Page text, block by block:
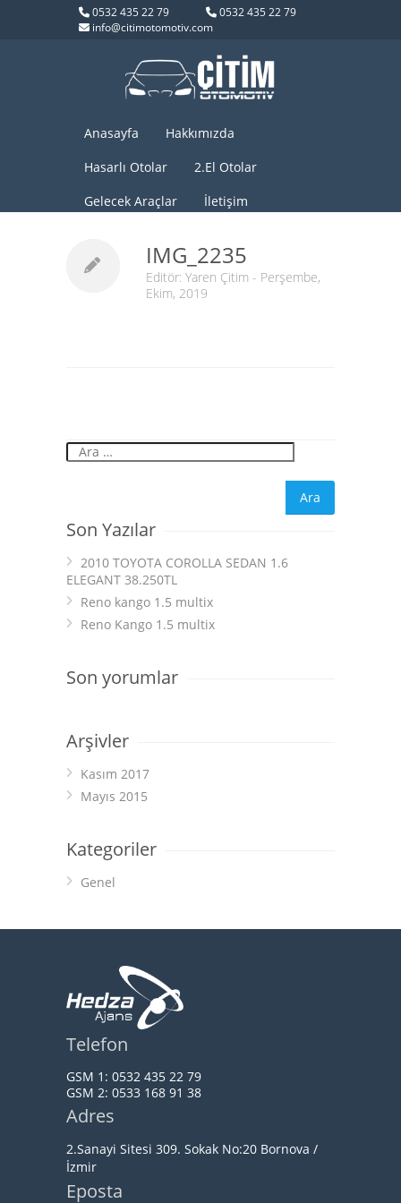
0532 435 22 79
0532 435 22 79
info@citimotomotiv.com
Anasayfa
Hakkımızda
Hasarlı Otolar
2.El Otolar
Gelecek Araçlar
İletişim
IMG_2235
Editör: Yaren Çitim - Perşembe,
Ekim, 2019
Son Yazılar
2010 TOYOTA COROLLA SEDAN 1.6
ELEGANT 38.250TL
Reno kango 1.5 multix
Reno Kango 1.5 multix
Son yorumlar
Arşivler
Kasım 2017
Mayıs 2015
Kategoriler
Genel
Telefon
GSM 1: 0532 435 22 79
GSM 2: 0533 168 91 38
Adres
2.Sanayi Sitesi 309. Sokak No:20 Bornova /
İzmir
Eposta